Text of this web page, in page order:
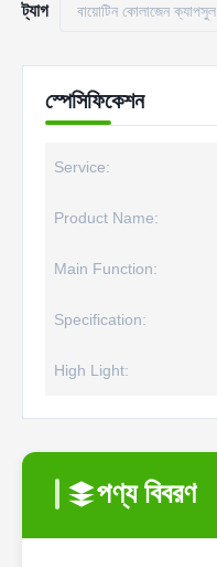
ট্যাগ বায়োটিন কোলাজেন ক্যাপসুল
স্পেসিফিকেশন
Service:
Product Name:
Main Function:
Specification:
High Light:
পণ্য বিবরণ